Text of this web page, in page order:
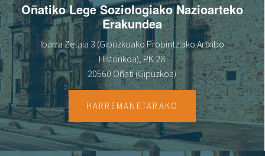
Oñatiko Lege Soziologiako Nazioarteko
Erakundea
Ibarra Zelaia 3 (Gipuzkoako Probintziako Artxibo
Historikoa), PK 28
20560 Oñati (Gipuzkoa)
HARREMANETARAKO